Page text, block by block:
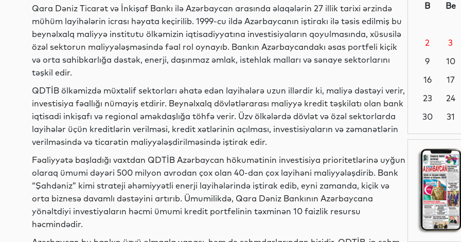
Qara Dəniz Ticarət və İnkişaf Bankı ilə Azərbaycan arasında əlaqələrin 27 illik tarixi ərzində
mühüm layihələrin icrası həyata keçirilib. 1999-cu ildə Azərbaycanın iştirakı ilə təsis edilmiş bu
beynəlxalq maliyyə institutu ölkəmizin iqtisadiyyatına investisiyaların qoyulmasında, xüsusilə
özəl sektorun maliyyələşməsində fəal rol oynayıb. Bankın Azərbaycandakı əsas portfeli kiçik
və orta sahibkarlığa dəstək, enerji, daşınmaz əmlak, istehlak malları və sənaye sektorlarını
təşkil edir.
QDTİB ölkəmizdə müxtəlif sektorları əhatə edən layihələrə uzun illərdir ki, maliyə dəstəyi verir,
investisiya fəallığı nümayiş etdirir. Beynəlxalq dövlətlərarası maliyyə kredit təşkilatı olan bank
iqtisadi inkişafı və regional əməkdaşlığa töhfə verir. Üzv ölkələrdə dövlət və özəl sektorlarda
layihələr üçün kreditlərin verilməsi, kredit xətlərinin açılması, investisiyaların və zəmanətlərin
verilməsində və ticarətin maliyyələşdirilməsində iştirak edir.
Fəaliyyətə başladığı vaxtdan QDTİB Azərbaycan hökumətinin investisiya prioritetlərinə uyğun
olaraq ümumi dəyəri 500 milyon avrodan çox olan 40-dan çox layihəni maliyyələşdirib. Bank
“Şahdəniz” kimi strateji əhəmiyyətli enerji layihələrində iştirak edib, eyni zamanda, kiçik və
orta biznesə davamlı dəstəyini artırıb. Ümumilikdə, Qara Dəniz Bankının Azərbaycana
yönəltdiyi investiyaların həcmi ümumi kredit portfelinin təxminən 10 faizlik resursu
həcmindədir.
Siyasət
Siyasət
Dünya
Siyasət
B Be
2
3
9
10
16
17
23
24
30
31